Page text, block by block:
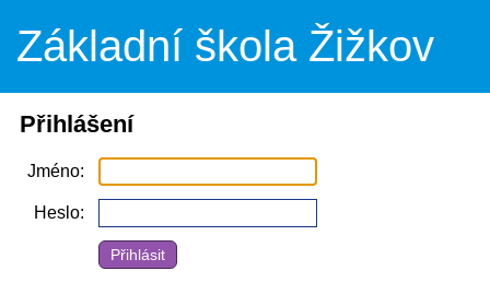
Základní škola Žižkov
Přihlášení
Jméno
Heslo